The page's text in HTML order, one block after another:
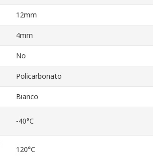
12mm
4mm
No
Policarbonato
Bianco
-40°C
120°C